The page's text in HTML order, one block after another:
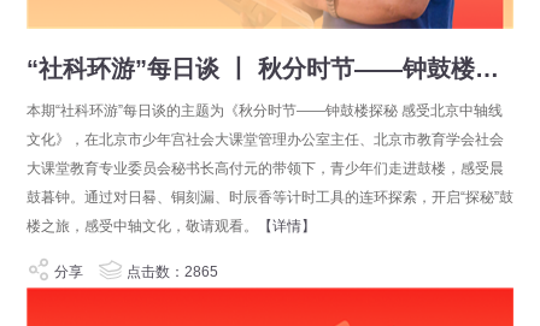
“社科环游”每日谈 丨 秋分时节——钟鼓楼探秘 感受北京中轴线文化
本期“社科环游”每日谈的主题为《秋分时节——钟鼓楼探秘 感受北京中轴线
文化》，在北京市少年宫社会大课堂管理办公室主任、北京市教育学会社会
大课堂教育专业委员会秘书长高付元的带领下，青少年们走进鼓楼，感受晨
鼓暮钟。通过对日晷、铜刻漏、时辰香等计时工具的连环探索，开启“探秘”鼓
楼之旅，感受中轴文化，敬请观看。
【详情】
分享 点击数：2865